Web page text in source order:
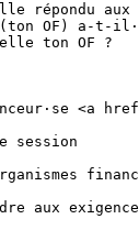
répondu
OF) a-t-
ton OF ?
<a
session
aux